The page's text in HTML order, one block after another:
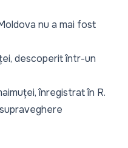
nu a mai fost
descoperit într-un
înregistrat în R.